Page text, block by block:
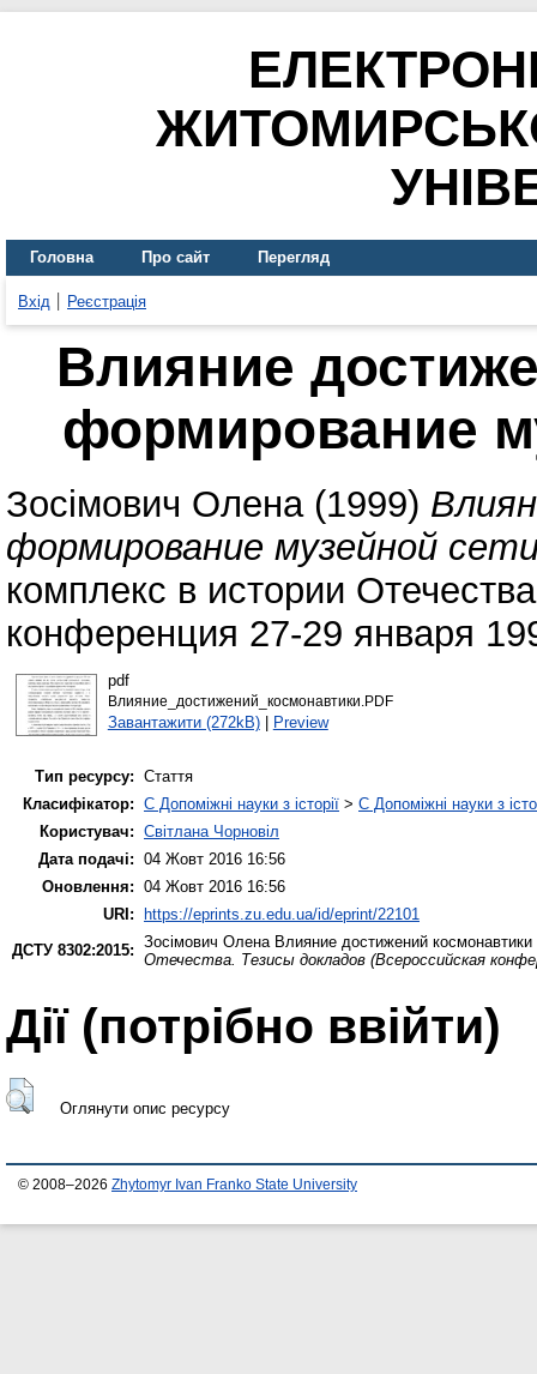
Головна Про сайт Перегляд
Вхід Реєстрація
Влияние
формирование
Зосімович Олена(1999)
формирование музейной
комплекс в истории
конференция 27-29 января
pdf
Влияние_достижений_космонавтики.PDF
Завантажити (272kB)| Preview
Тип ресурсу: Стаття
Класифікатор: C Допоміжні науки з історії > C Допоміжні науки з
Користувач: Світлана Чорновіл
Дата подачі: 04 Жовт 2016 16:56
Оновлення: 04 Жовт 2016 16:56
URI:
https://eprints.zu.edu.ua/id/eprint/22101
ДСТУ 8302:2015: Зосімович ОленаВлияние достижений
Отечества. Тезисы докладов (Всероссийская
Дії ​​(потрібно ввійти)
Оглянути опис ресурсу
© 2008–2026 Zhytomyr Ivan Franko State University